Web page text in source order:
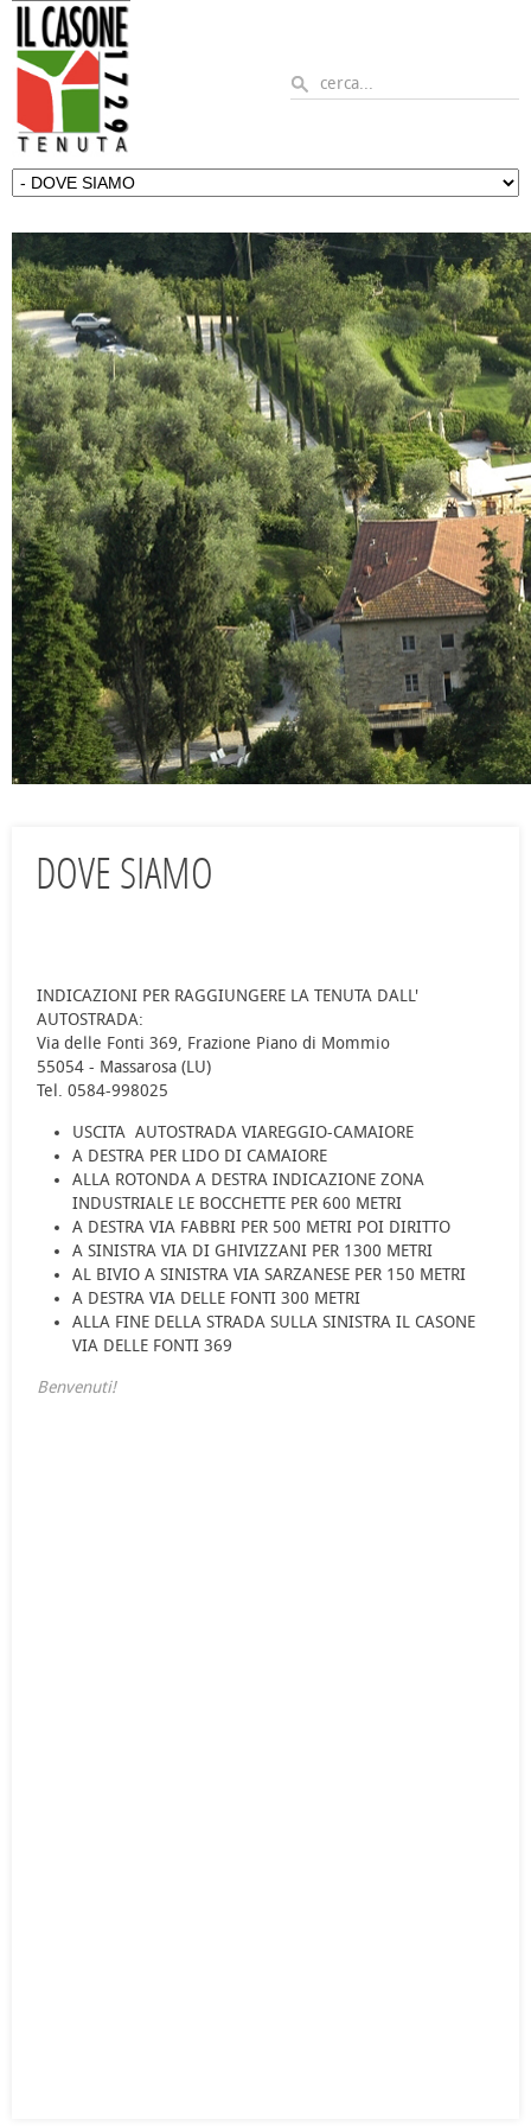
DOVE SIAMO
INDICAZIONI PER RAGGIUNGERE LA TENUTA DALL'
AUTOSTRADA:
Via delle Fonti 369, Frazione Piano di Mommio
55054 - Massarosa (LU)
Tel. 0584-998025
USCITA AUTOSTRADA VIAREGGIO-CAMAIORE
A DESTRA PER LIDO DI CAMAIORE
ALLA ROTONDA A DESTRA INDICAZIONE ZONA
INDUSTRIALE LE BOCCHETTE PER 600 METRI
A DESTRA VIA FABBRI PER 500 METRI POI DIRITTO
A SINISTRA VIA DI GHIVIZZANI PER 1300 METRI
AL BIVIO A SINISTRA VIA SARZANESE PER 150 METRI
A DESTRA VIA DELLE FONTI 300 METRI
ALLA FINE DELLA STRADA SULLA SINISTRA IL CASONE
VIA DELLE FONTI 369
Benvenuti!